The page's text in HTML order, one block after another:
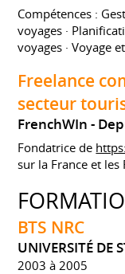
Compétences :
voyages ·
voyages · Voyage
Freelance
secteur
FrenchWIn
Fondatrice de
sur la France et les
BTS NRC
UNIVERSITÉ DE
2003 à 2005